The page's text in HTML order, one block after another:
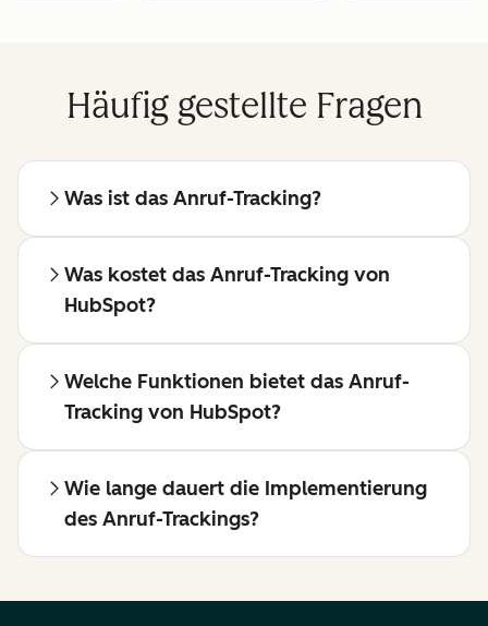
Häufig gestellte Fragen
Was ist das Anruf-Tracking?
Was kostet das Anruf-Tracking von
HubSpot?
Welche Funktionen bietet das Anruf-
Tracking von HubSpot?
Wie lange dauert die Implementierung
des Anruf-Trackings?